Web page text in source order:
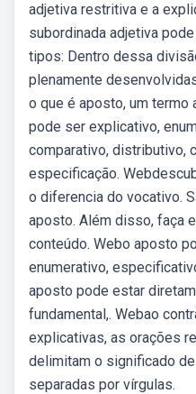
adjetiva restritiva e a
subordinada adjetiva
tipos: Dentro dessa
plenamente
o que é aposto, um termo
pode ser explicativo,
comparativo, distributivo,
especificação.
o diferencia do vocativo.
aposto. Além disso, faça
conteúdo. Webo aposto
enumerativo,
aposto pode estar
fundamental,. Webao
explicativas, as orações
delimitam o significado
separadas por vírgulas.